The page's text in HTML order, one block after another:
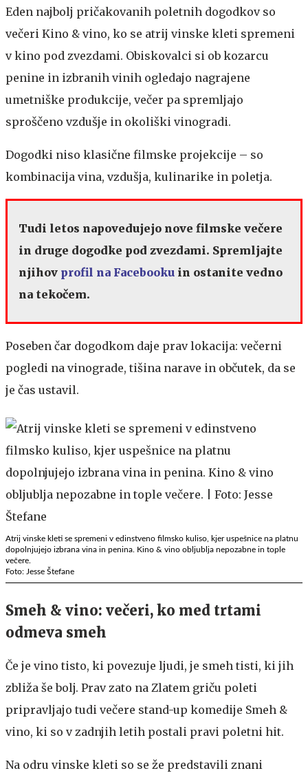
Eden najbolj pričakovanih poletnih dogodkov so
večeri Kino & vino, ko se atrij vinske kleti spremeni
v kino pod zvezdami. Obiskovalci si ob kozarcu
penine in izbranih vinih ogledajo nagrajene
umetniške produkcije, večer pa spremljajo
sproščeno vzdušje in okoliški vinogradi.
Dogodki niso klasične filmske projekcije – so
kombinacija vina, vzdušja, kulinarike in poletja.
Tudi letos napovedujejo nove filmske večere
in druge dogodke pod zvezdami. Spremljajte
njihov profil na Facebooku in ostanite vedno
na tekočem.
Poseben čar dogodkom daje prav lokacija: večerni
pogledi na vinograde, tišina narave in občutek, da se
je čas ustavil.
Atrij vinske kleti se spremeni v edinstveno filmsko kuliso, kjer uspešnice na platnu
dopolnjujejo izbrana vina in penina. Kino & vino obljublja nepozabne in tople
večere.
Foto: Jesse Štefane
Smeh & vino: večeri, ko med trtami
odmeva smeh
Če je vino tisto, ki povezuje ljudi, je smeh tisti, ki jih
zbliža še bolj. Prav zato na Zlatem griču poleti
pripravljajo tudi večere stand-up komedije Smeh &
vino, ki so v zadnjih letih postali pravi poletni hit.
Na odru vinske kleti so se že predstavili znani